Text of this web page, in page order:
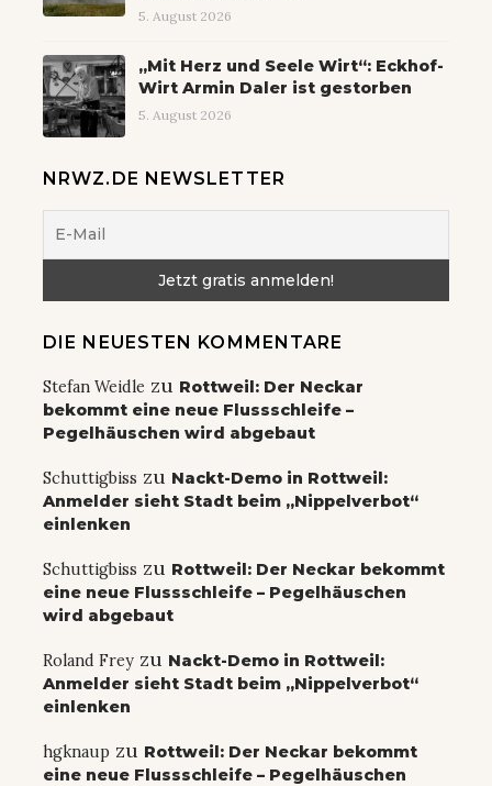
5. August 2026
„Mit Herz und Seele Wirt“: Eckhof-
Wirt Armin Daler ist gestorben
5. August 2026
NRWZ.DE NEWSLETTER
DIE NEUESTEN KOMMENTARE
Stefan Weidle zu Rottweil: Der Neckar
bekommt eine neue Flussschleife –
Pegelhäuschen wird abgebaut
Schuttigbiss zu Nackt-Demo in Rottweil:
Anmelder sieht Stadt beim „Nippelverbot“
einlenken
Schuttigbiss zu Rottweil: Der Neckar bekommt
eine neue Flussschleife – Pegelhäuschen
wird abgebaut
Roland Frey zu Nackt-Demo in Rottweil:
Anmelder sieht Stadt beim „Nippelverbot“
einlenken
hgknaup zu Rottweil: Der Neckar bekommt
eine neue Flussschleife – Pegelhäuschen